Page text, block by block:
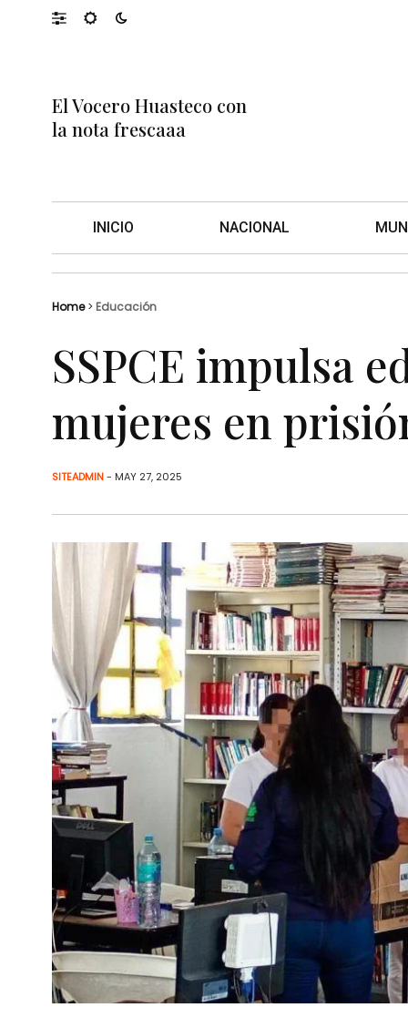
El Vocero Huasteco con
la nota frescaaa
INICIO NACIONAL
Home> Educación
SSPCE impulsa
mujeres en
SITEADMIN- MAY 27, 2025